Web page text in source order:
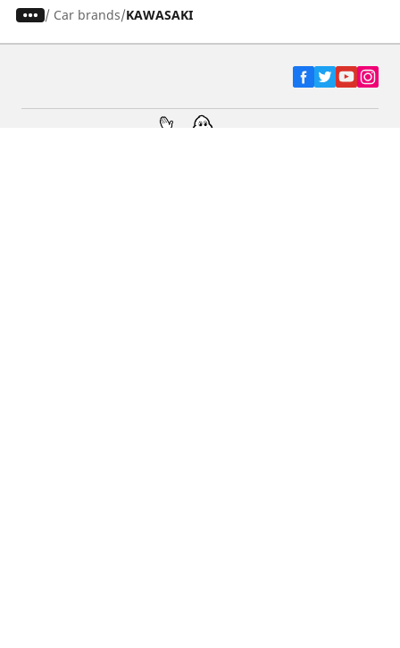
/ Car brands KAWASAKI